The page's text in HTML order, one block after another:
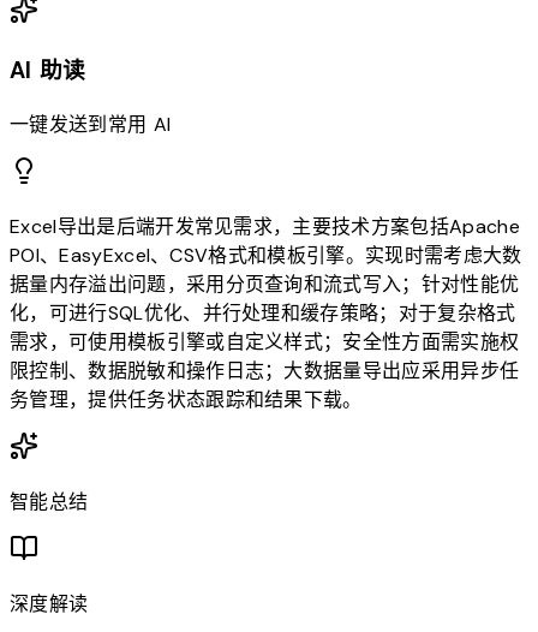
AI 助读
一键发送到常用 AI
Excel导出是后端开发常见需求，主要技术方案包括Apache
POI、EasyExcel、CSV格式和模板引擎。实现时需考虑大数
据量内存溢出问题，采用分页查询和流式写入；针对性能优
化，可进行SQL优化、并行处理和缓存策略；对于复杂格式
需求，可使用模板引擎或自定义样式；安全性方面需实施权
限控制、数据脱敏和操作日志；大数据量导出应采用异步任
务管理，提供任务状态跟踪和结果下载。
智能总结
深度解读